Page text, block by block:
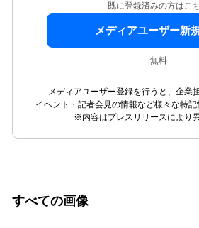
既に登録済みの方はこ
メディアユーザー新
無料
メディアユーザー登録を行うと、企業
イベント・記者会見の情報など様々な特記
※内容はプレスリリースにより異
すべての画像